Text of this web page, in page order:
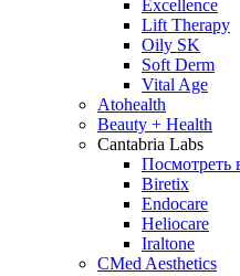
Excellence
Lift Therapy
Oily SK
Soft Derm
Vital Age
Atohealth
Beauty + Health
Cantabria Labs
Посмотреть
Biretix
Endocare
Heliocare
Iraltone
CMed Aesthetics